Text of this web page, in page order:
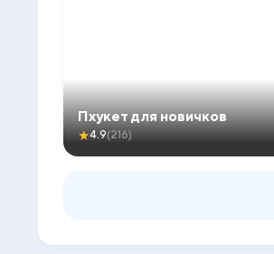
Пхукет для новичков
★4.9(216)